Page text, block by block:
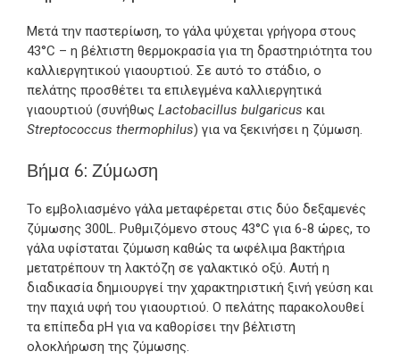
Μετά την παστερίωση, το γάλα ψύχεται γρήγορα στους
43°C – η βέλτιστη θερμοκρασία για τη δραστηριότητα του
καλλιεργητικού γιαουρτιού. Σε αυτό το στάδιο, ο
πελάτης προσθέτει τα επιλεγμένα καλλιεργητικά
γιαουρτιού (συνήθως Lactobacillus bulgaricus και
Streptococcus thermophilus) για να ξεκινήσει η ζύμωση.
Βήμα 6: Ζύμωση
Το εμβολιασμένο γάλα μεταφέρεται στις δύο δεξαμενές
ζύμωσης 300L. Ρυθμιζόμενο στους 43°C για 6-8 ώρες, το
γάλα υφίσταται ζύμωση καθώς τα ωφέλιμα βακτήρια
μετατρέπουν τη λακτόζη σε γαλακτικό οξύ. Αυτή η
διαδικασία δημιουργεί την χαρακτηριστική ξινή γεύση και
την παχιά υφή του γιαουρτιού. Ο πελάτης παρακολουθεί
τα επίπεδα pH για να καθορίσει την βέλτιστη
ολοκλήρωση της ζύμωσης.